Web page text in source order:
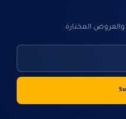
المختارة.